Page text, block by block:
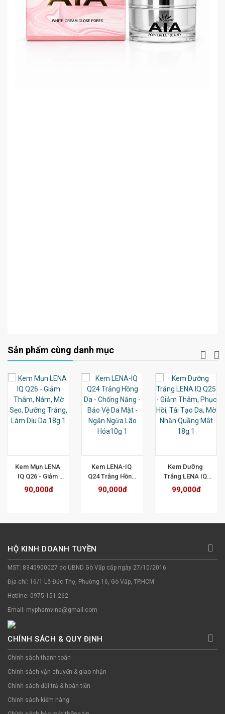
Sản phẩm cùng danh mục
Kem Mụn LENA
IQ Q26 - Giảm
Thâm, Nám, Mờ
Sẹo, Dưỡng
90,000đ
Kem LENA-IQ
Q24 Trắng Hồng
Da - Chống Nắng
- Bảo Vệ Da Mặt -
90,000đ
Kem Dưỡng
Trắng LENA IQ
Q25 - Giảm Thâm,
Phục Hồi, Tái Tạo
99,000đ
HỘ KINH DOANH TUYỀN
MST: 8340900027 do UBND Gò Vấp cấp ngày 27/10/2016
Địa chỉ: 16/1 Lê Đức Thọ, Phường 16, Gò Vấp, TP.HCM
Hotline: 0975.151.262
Email: myphamvina@gmail.com
CHÍNH SÁCH & QUY ĐỊNH
Chính sách thanh toán
Chính sách vận chuyển & giao nhận
Chính sách đổi trả & hoàn tiền
Chính sách kiểm hàng